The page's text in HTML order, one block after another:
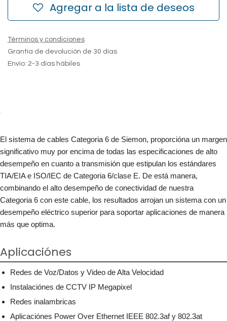
Agregar a la lista de deseos
Términos y condiciones
Grantía de devolución de 30 días
Envío: 2-3 días hábiles
El sistema de cables Categoria 6 de Siemon, proporcióna un margen
significativo muy por encima de todas las especificaciones de alto
desempeño en cuanto a transmisión que estipulan los estándares
TIA/EIA e ISO/IEC de Categoria 6/clase E. De está manera,
combinando el alto desempeño de conectividad de nuestra
Categoria 6 con este cable, los resultados arrojan un sistema con un
desempeño eléctrico superior para soportar aplicaciones de manera
más que optima.
Aplicaciónes
Redes de Voz/Datos y Video de Alta Velocidad
Instalaciónes de CCTV IP Megapixel
Redes inalambricas
Aplicaciónes Power Over Ethernet IEEE 802.3af y 802.3at